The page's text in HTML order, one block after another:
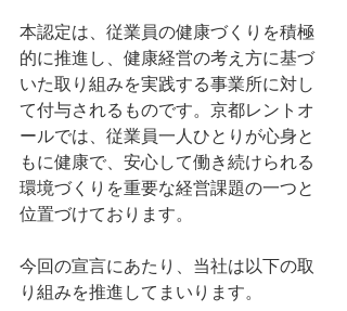
本認定は、従業員の健康づくりを積極
的に推進し、健康経営の考え方に基づ
いた取り組みを実践する事業所に対し
て付与されるものです。京都レントオ
ールでは、従業員一人ひとりが心身と
もに健康で、安心して働き続けられる
環境づくりを重要な経営課題の一つと
位置づけております。
今回の宣言にあたり、当社は以下の取
り組みを推進してまいります。